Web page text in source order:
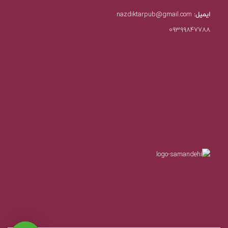
ایمیل: nazdiktarpub@gmail.com
۰۹۳۹۹۸۴۷۷۸۸